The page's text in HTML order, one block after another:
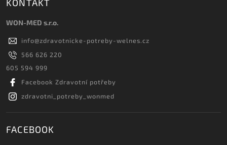
KONTAKT
WON-MED s.r.o.
info@zdravotnicke-potreby-welnes.cz
566 626 220
605 594 999
Facebook Zdravotní potřeby
zdravotni_potreby_wonmed
FACEBOOK